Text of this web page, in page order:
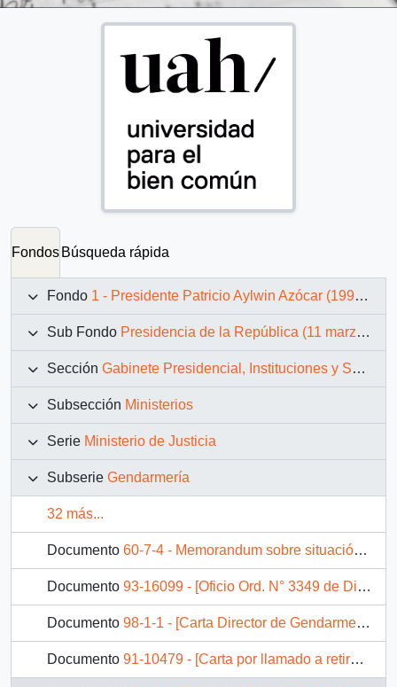
Fondos Búsqueda rápida
Fondo 1 - Presidente Patricio Aylwin Azócar (1990-1994)
Sub Fondo Presidencia de la República (11 marzo 1990 – 11 marzo 1994)
Sección Gabinete Presidencial, Instituciones y Servicios
Subsección Ministerios
Serie Ministerio de Justicia
Subserie Gendarmería
32 más...
Documento 60-7-4 - Memorandum sobre situación de gendarmeria
Documento 93-16099 - [Oficio Ord. N° 3349 de Director Nacional de Gendamería, informa]
Documento 98-1-1 - [Carta Director de Gendarmería de Chile]
Documento 91-10479 - [Carta por llamado a retiro de Sub- Oficiales Mayores de Gendarmería de Chile]